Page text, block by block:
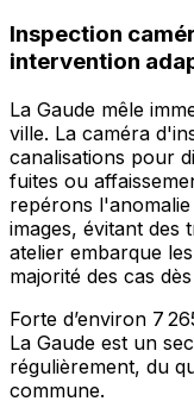
Inspection
intervention
La Gaude mêle
ville. La caméra
canalisations pour
fuites ou
repérons
images, évitant des
atelier embarque
majorité des cas
Forte d’environ 7
La Gaude est un
régulièrement, du
commune.